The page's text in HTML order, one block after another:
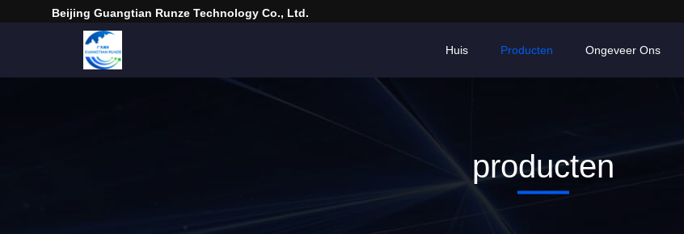
Beijing Guangtian Runze Technology Co., Ltd.
Huis Producten Ongeveer Ons
producten